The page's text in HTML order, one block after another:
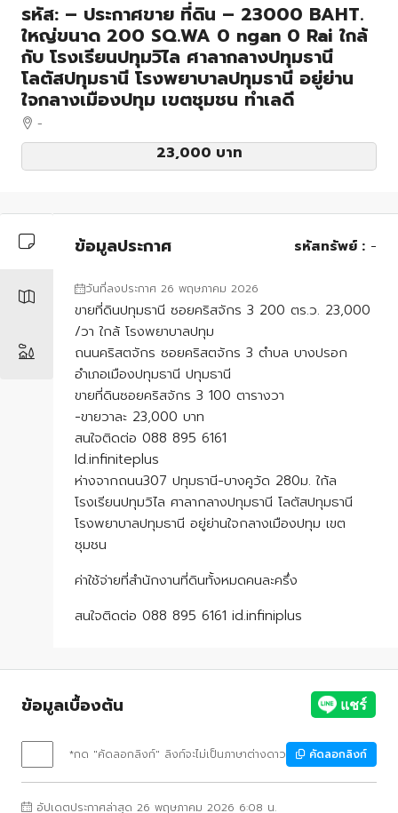
รหัส: – ประกาศขาย ที่ดิน – 23000 BAHT.
ใหญ่ขนาด 200 SQ.WA 0 ngan 0 Rai ใกล้
กับ โรงเรียนปทุมวิไล ศาลากลางปทุมธานี
โลตัสปทุมธานี โรงพยาบาลปทุมธานี อยู่ย่าน
ใจกลางเมืองปทุม เขตชุมชน ทำเลดี
-
23,000 บาท
ข้อมูลประกาศ รหัสทรัพย์ : -
วันที่ลงประกาศ 26 พฤษภาคม 2026
ขายที่ดินปทุมธานี ซอยคริสจักร 3 200 ตร.ว. 23,000
/วา ใกล้ โรงพยาบาลปทุม
ถนนคริสตจักร ซอยคริสตจักร 3 ตำบล บางปรอก
อำเภอเมืองปทุมธานี ปทุมธานี
ขายที่ดินซอยคริสจักร 3 100 ตารางวา
-ขายวาละ 23,000 บาท
สนใจติดต่อ 088 895 6161
Id.infiniteplus
ห่างจากถนน307 ปทุมธานี-บางคูวัด 280ม. ใก้ล
โรงเรียนปทุมวิไล ศาลากลางปทุมธานี โลตัสปทุมธานี
โรงพยาบาลปทุมธานี อยู่ย่านใจกลางเมืองปทุม เขต
ชุมชน
ค่าใช้จ่ายที่สำนักงานที่ดินทั้งหมดคนละครึ่ง
สนใจติดต่อ 088 895 6161 id.infiniplus
ข้อมูลเบื้องต้น
*กด "คัดลอกลิงก์" ลิงก์จะไม่เป็นภาษาต่างดาว คัดลอกลิงก์
อัปเดตประกาศล่าสุด 26 พฤษภาคม 2026 6:08 น.